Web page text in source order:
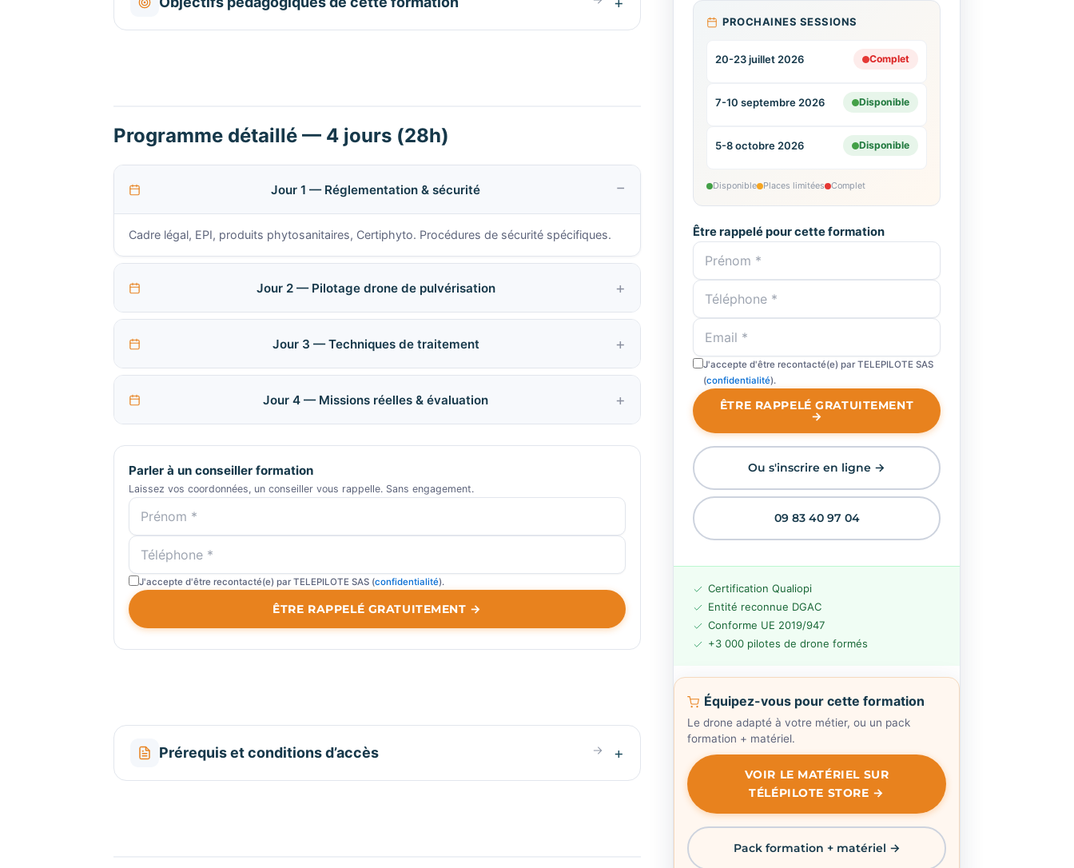
Programme détaillé — 4 jours (28h)
Jour 1 — Réglementation & sécurité
Cadre légal, EPI, produits phytosanitaires, Certiphyto. Procédures de sécurité spécifiques.
Jour 2 — Pilotage drone de pulvérisation
Jour 3 — Techniques de traitement
Jour 4 — Missions réelles & évaluation
Parler à un conseiller formation
Laissez vos coordonnées, un conseiller vous rappelle. Sans engagement.
J'accepte d'être recontacté(e) par TELEPILOTE SAS (confidentialité).
ÊTRE RAPPELÉ GRATUITEMENT →
Prérequis et conditions d’accès
PROCHAINES SESSIONS
20-23 juillet 2026 Complet
7-10 septembre 2026 Disponible
5-8 octobre 2026 Disponible
Disponible Places limitées Complet
Être rappelé pour cette formation
J'accepte d'être recontacté(e) par TELEPILOTE SAS
(confidentialité).
ÊTRE RAPPELÉ GRATUITEMENT
→
Ou s'inscrire en ligne →
09 83 40 97 04
Certification Qualiopi
Entité reconnue DGAC
Conforme UE 2019/947
+3 000 pilotes de drone formés
Équipez-vous pour cette formation
Le drone adapté à votre métier, ou un pack
formation + matériel.
VOIR LE MATÉRIEL SUR
TÉLÉPILOTE STORE →
Pack formation + matériel →